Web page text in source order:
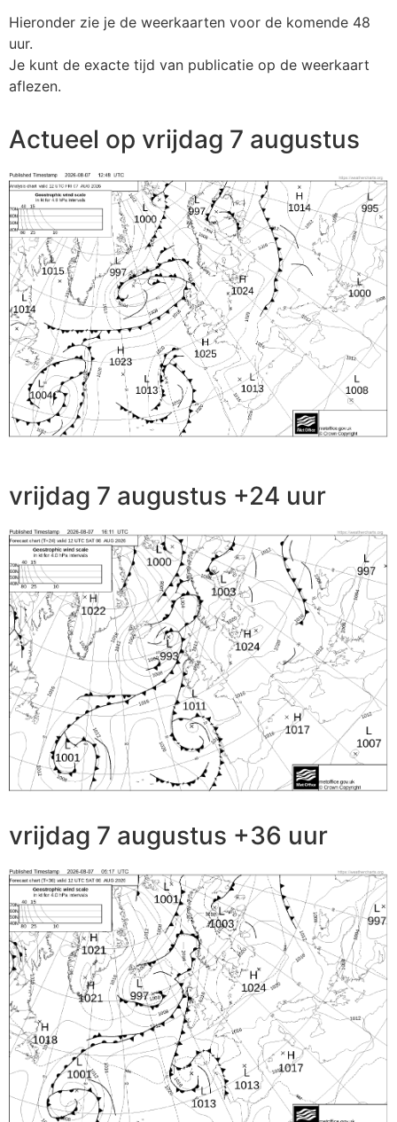
Hieronder zie je de weerkaarten voor de komende 48
uur.
Je kunt de exacte tijd van publicatie op de weerkaart
aflezen.
Actueel op vrijdag 7 augustus
vrijdag 7 augustus +24 uur
vrijdag 7 augustus +36 uur